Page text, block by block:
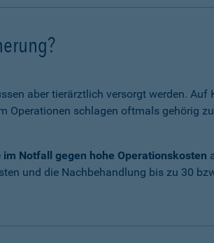
aber tierärztlich versorgt werden.
Operationen schlagen oftmals gehörig
im Notfall gegen hohe Operationskosten
und die Nachbehandlung bis zu 30